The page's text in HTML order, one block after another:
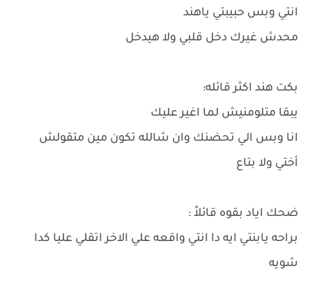
انتي وبس حبيبتي ياهند
محدش غيرك دخل قلبي ولا هيدخل
بكت هند اكثر قائله:
يبقا متلومنيش لما اغير عليك
انا وبس الي تحضنك وان شالله تكون مين متقولش
أختي ولا بتاع
ضحك اياد بقوه قائلاً :
براحه يابنتي ايه دا انتي واقعه علي الاخر اتقلي عليا كدا
شويه